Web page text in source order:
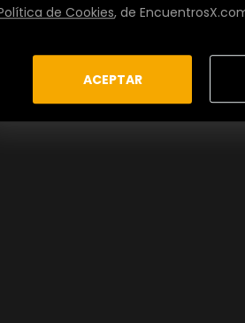
de Cookies, de
ACEPTAR